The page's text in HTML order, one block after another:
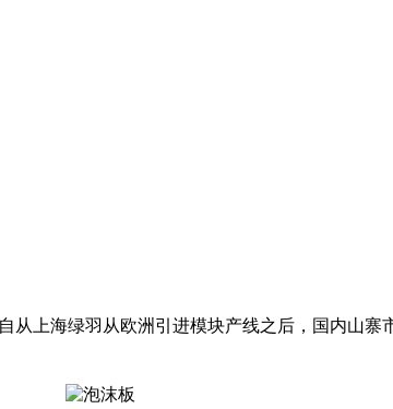
从上海绿羽从欧洲引进模块产线之后，国内山